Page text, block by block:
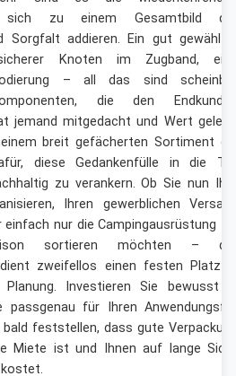
sich zu einem Gesamtbild
Sorgfalt addieren. Ein gut
Knoten im Zugband,
– all das sind
die den
jemand mitgedacht und Wert
breit gefächerten Sortiment
diese Gedankenfülle in die
zu verankern. Ob Sie nun
Ihren gewerblichen
einfach nur die Campingausrüstung
sortieren möchten –
zweifellos einen festen Platz
Planung. Investieren Sie bewusst
passgenau für Ihren
bald feststellen, dass gute
Miete ist und Ihnen auf lange